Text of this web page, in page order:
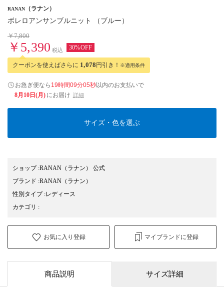
RANAN （ラナン）
ボレロアンサンブルニット （ブルー）
￥7,800
￥5,390 税込 30%OFF
クーポンを使えばさらに 1,078円引き！ ※適用条件
お急ぎ便なら 19時間09分05秒以内のお支払いで
8月10日(月) にお届け 詳細
サイズ・色を選ぶ
ショップ:RANAN（ラナン） 公式
ブランド :RANAN （ラナン）
性別タイプ:レディース
カテゴリ :
お気に入り登録 マイブランドに登録
商品説明 サイズ詳細